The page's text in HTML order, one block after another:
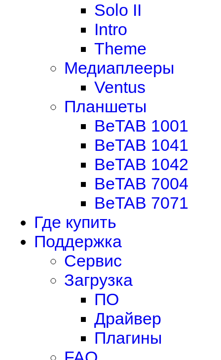
Solo II
Intro
Theme
Медиаплееры
Ventus
Планшеты
BeTAB 1001
BeTAB 1041
BeTAB 1042
BeTAB 7004
BeTAB 7071
Где купить
Поддержка
Сервис
Загрузка
ПО
Драйвер
Плагины